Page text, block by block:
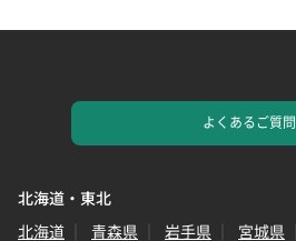
よくあるご質問
北海道・東北
北海道
青森県 岩手県 宮城県